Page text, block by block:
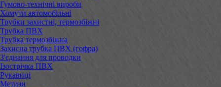
Гумово-технічні вироби
Хомути автомобільні
Трубки захистні, термозбіжні
Трубка ПВХ
Трубка термозбіжна
Захисна трубка ПВХ (гофра)
З'єднання для проводки
Ізострічка ПВХ
Рукавиці
Метизи